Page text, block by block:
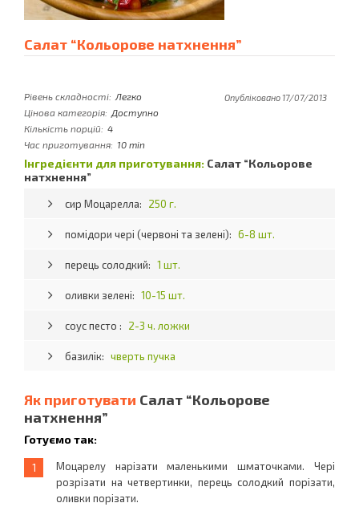
Салат “Кольорове натхнення”
Рівень складності: Легко
Цінова категорія: Доступно
Кількість порцій: 4
Час приготування: 10 min
Опубліковано 17/07/2013
Інгредієнти для приготування: Салат “Кольорове
натхнення”
сир Моцарелла: 250 г.
помідори чері (червоні та зелені): 6-8 шт.
перець солодкий: 1 шт.
оливки зелені: 10-15 шт.
соус песто : 2-3 ч. ложки
базилік: чверть пучка
Як приготувати Салат “Кольорове
натхнення”
Готуємо так:
Моцарелу нарізати маленькими шматочками. Чері
розрізати на четвертинки, перець солодкий порізати,
оливки порізати.